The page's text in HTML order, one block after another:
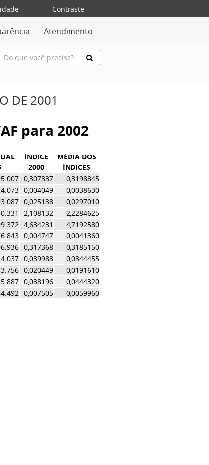
Contraste
Atendimento
DE 2001
para 2002
ÍNDICE
2000
MÉDIA DOS
ÍNDICES
0,307337
0,3198845
0,004049
0,0038630
0,025138
0,0297010
2,108132
2,2284625
4,634231
4,7192580
0,004747
0,0041360
0,317368
0,3185150
0,039983
0,0344455
0,020449
0,0191610
0,038196
0,0444320
0,007505 0,0059960